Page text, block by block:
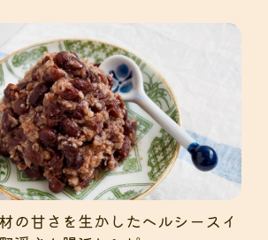
の甘さを生かしたヘルシースイ